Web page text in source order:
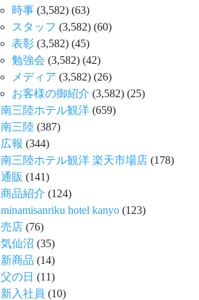
時事 (3,582) (63)
スタッフ (3,582) (60)
表彰 (3,582) (45)
勉強会 (3,582) (42)
メディア (3,582) (26)
お客様の御紹介 (3,582) (25)
南三陸ホテル観洋 (659)
南三陸 (387)
広報 (344)
南三陸ホテル観洋 楽天市場店 (178)
通販 (141)
商品紹介 (124)
minamisanriku hotel kanyo (123)
売店 (76)
気仙沼 (35)
新商品 (14)
父の日 (11)
新入社員 (10)